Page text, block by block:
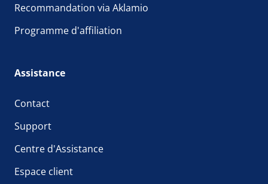
Recommandation via Aklamio
Programme d'affiliation
Assistance
Contact
Support
Centre d'Assistance
Espace client